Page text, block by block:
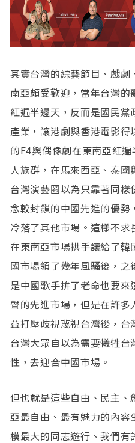
其實台灣的綜藝節目、戲
南亞頗受歡迎，當年台灣
紅遍半邊天，反而是國民
產業，讓港劇與香港電影
的F4與偶像劇在東南亞紅
人族群，在馬來西亞、泰
台灣演藝圈以為只靠著同
念較封鎖的中國先進的優
冷落了其他市場。這樣不
在東南亞市場拱手讓給了
國市場領了幾年風騷後，
是中國歌手拚了老命也要
聲的先進市場，但是在許
益打壓歧視蔑視台灣後，
台灣大眾自以為需要犧牲
性，去迎合中國市場。
但也就是這些自由、民主
亞最自由、最有魅力的內
模最大的同志遊行、我們